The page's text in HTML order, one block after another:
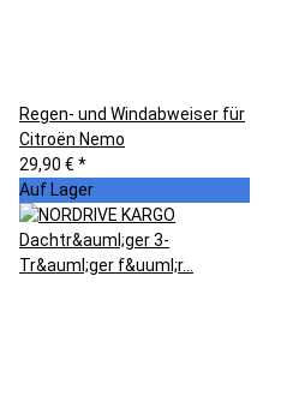
Regen- und Windabweiser für
Citroën Nemo
29,90 € *
Auf Lager